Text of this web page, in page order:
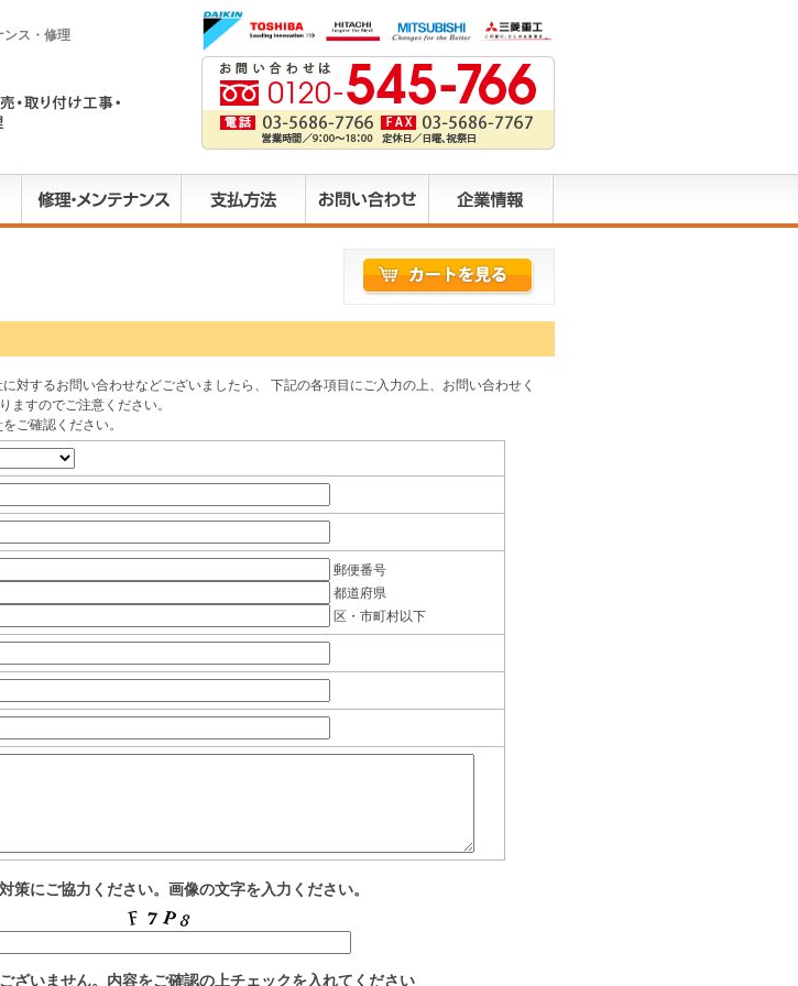
ンス・修理
対するお問い合わせなどございましたら、 下記の各項目にご入力の上、お問い合わせく
ますのでご注意ください。
をご確認ください。
郵便番号
都道府県
区・市町村以下
策にご協力ください。画像の文字を入力ください。
ざいません。内容をご確認の上チェックを入れてください